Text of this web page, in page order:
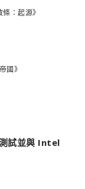
：起源》
國》
試並與 Intel